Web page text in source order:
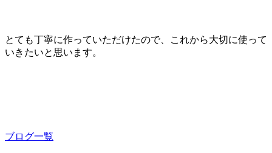
とても丁寧に作っていただけたので、これから大切に使って
いきたいと思います。
ブログ一覧